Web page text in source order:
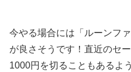
今やる場合には「ルーンフ
が良さそうです！直近のセ
1000円を切ることもあるよ